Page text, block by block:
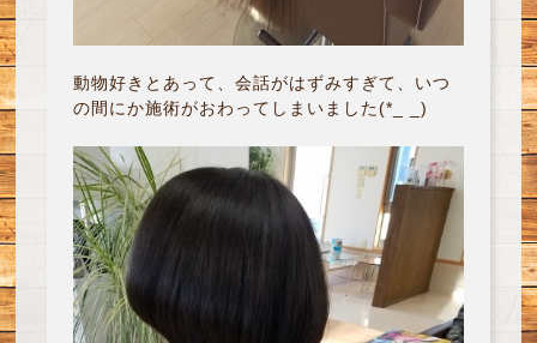
動物好きとあって、会話がはずみすぎて、いつ
の間にか施術がおわってしまいました(*_ _)